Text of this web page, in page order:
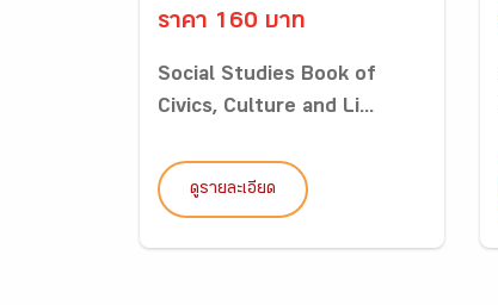
ราคา 160 บาท
Social Studies Book of
Civics, Culture and Li...
ดูรายละเอียด